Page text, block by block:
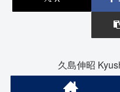
久島伸昭